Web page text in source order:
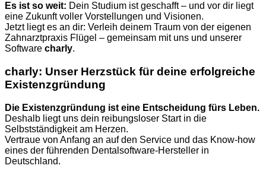
Es ist so weit: Dein Studium ist geschafft – und vor dir liegt
eine Zukunft voller Vorstellungen und Visionen.
Jetzt liegt es an dir: Verleih deinem Traum von der eigenen
Zahnarztpraxis Flügel – gemeinsam mit uns und unserer
Software charly.
charly: Unser Herzstück für deine erfolgreiche
Existenzgründung
Die Existenzgründung ist eine Entscheidung fürs Leben.
Deshalb liegt uns dein reibungsloser Start in die
Selbstständigkeit am Herzen.
Vertraue von Anfang an auf den Service und das Know-how
eines der führenden Dentalsoftware-Hersteller in
Deutschland.